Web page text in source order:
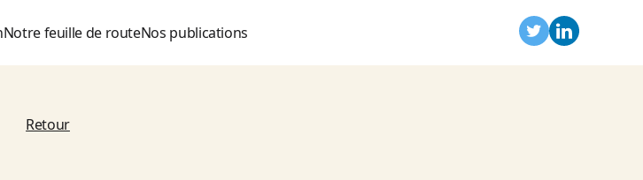
Notre feuille de routeNos publications
Retour